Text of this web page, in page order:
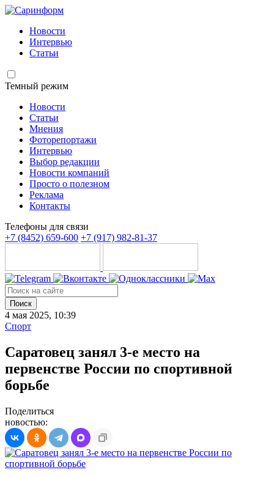
Новости
Интервью
Статьи
Темный режим
Новости
Статьи
Мнения
Фоторепортажи
Интервью
Выбор редакции
Новости компаний
Просто о полезном
Реклама
Контакты
Телефоны для связи
+7 (8452) 659-600 +7 (917) 982-81-37
Поиск
4 мая 2025, 10:39
Спорт
Саратовец занял 3-е место на
первенстве России по спортивной
борьбе
Поделиться
новостью: